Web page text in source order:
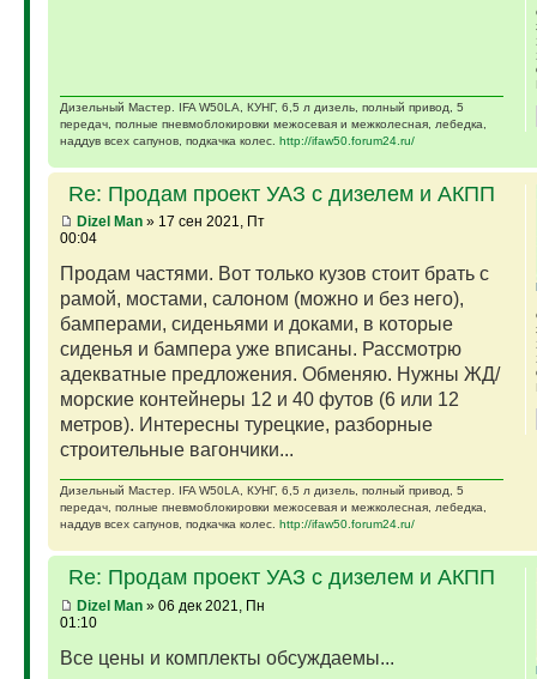
Дизельный Мастер. IFA W50LA, КУНГ, 6,5 л дизель, полный привод, 5
передач, полные пневмоблокировки межосевая и межколесная, лебедка,
наддув всех сапунов, подкачка колес. http://ifaw50.forum24.ru/
Re: Продам проект УАЗ с дизелем и АКПП
Dizel Man» 17 сен 2021, Пт
00:04
Продам частями. Вот только кузов стоит брать с
рамой, мостами, салоном (можно и без него),
бамперами, сиденьями и доками, в которые
сиденья и бампера уже вписаны. Рассмотрю
адекватные предложения. Обменяю. Нужны ЖД/
морские контейнеры 12 и 40 футов (6 или 12
метров). Интересны турецкие, разборные
строительные вагончики...
Дизельный Мастер. IFA W50LA, КУНГ, 6,5 л дизель, полный привод, 5
передач, полные пневмоблокировки межосевая и межколесная, лебедка,
наддув всех сапунов, подкачка колес. http://ifaw50.forum24.ru/
Re: Продам проект УАЗ с дизелем и АКПП
Dizel Man» 06 дек 2021, Пн
01:10
Все цены и комплекты обсуждаемы...